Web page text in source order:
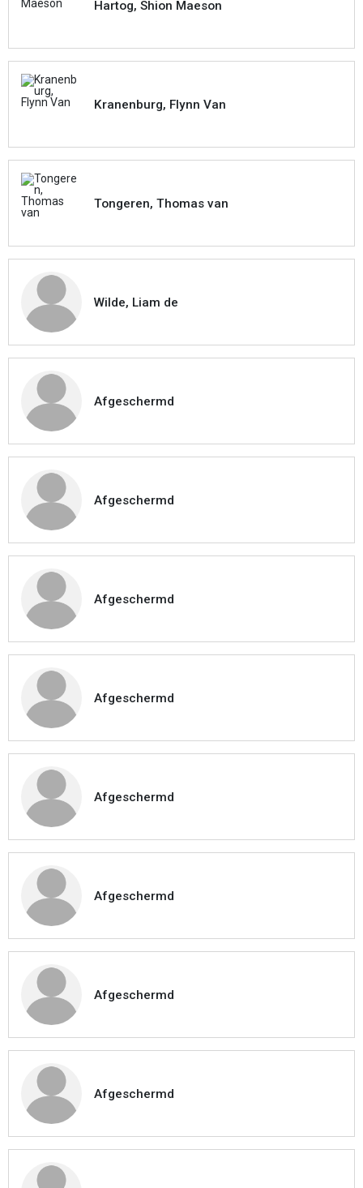
Hartog, Shion Maeson
Kranenburg, Flynn Van
Tongeren, Thomas van
Wilde, Liam de
Afgeschermd
Afgeschermd
Afgeschermd
Afgeschermd
Afgeschermd
Afgeschermd
Afgeschermd
Afgeschermd